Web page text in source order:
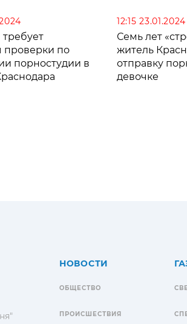
проверки по
порностудии в
12:15 23.01.2024
Семь лет
житель
отправку
девочке
НОВОСТИ
ОБЩЕСТВО
ПРОИСШЕСТВИЯ